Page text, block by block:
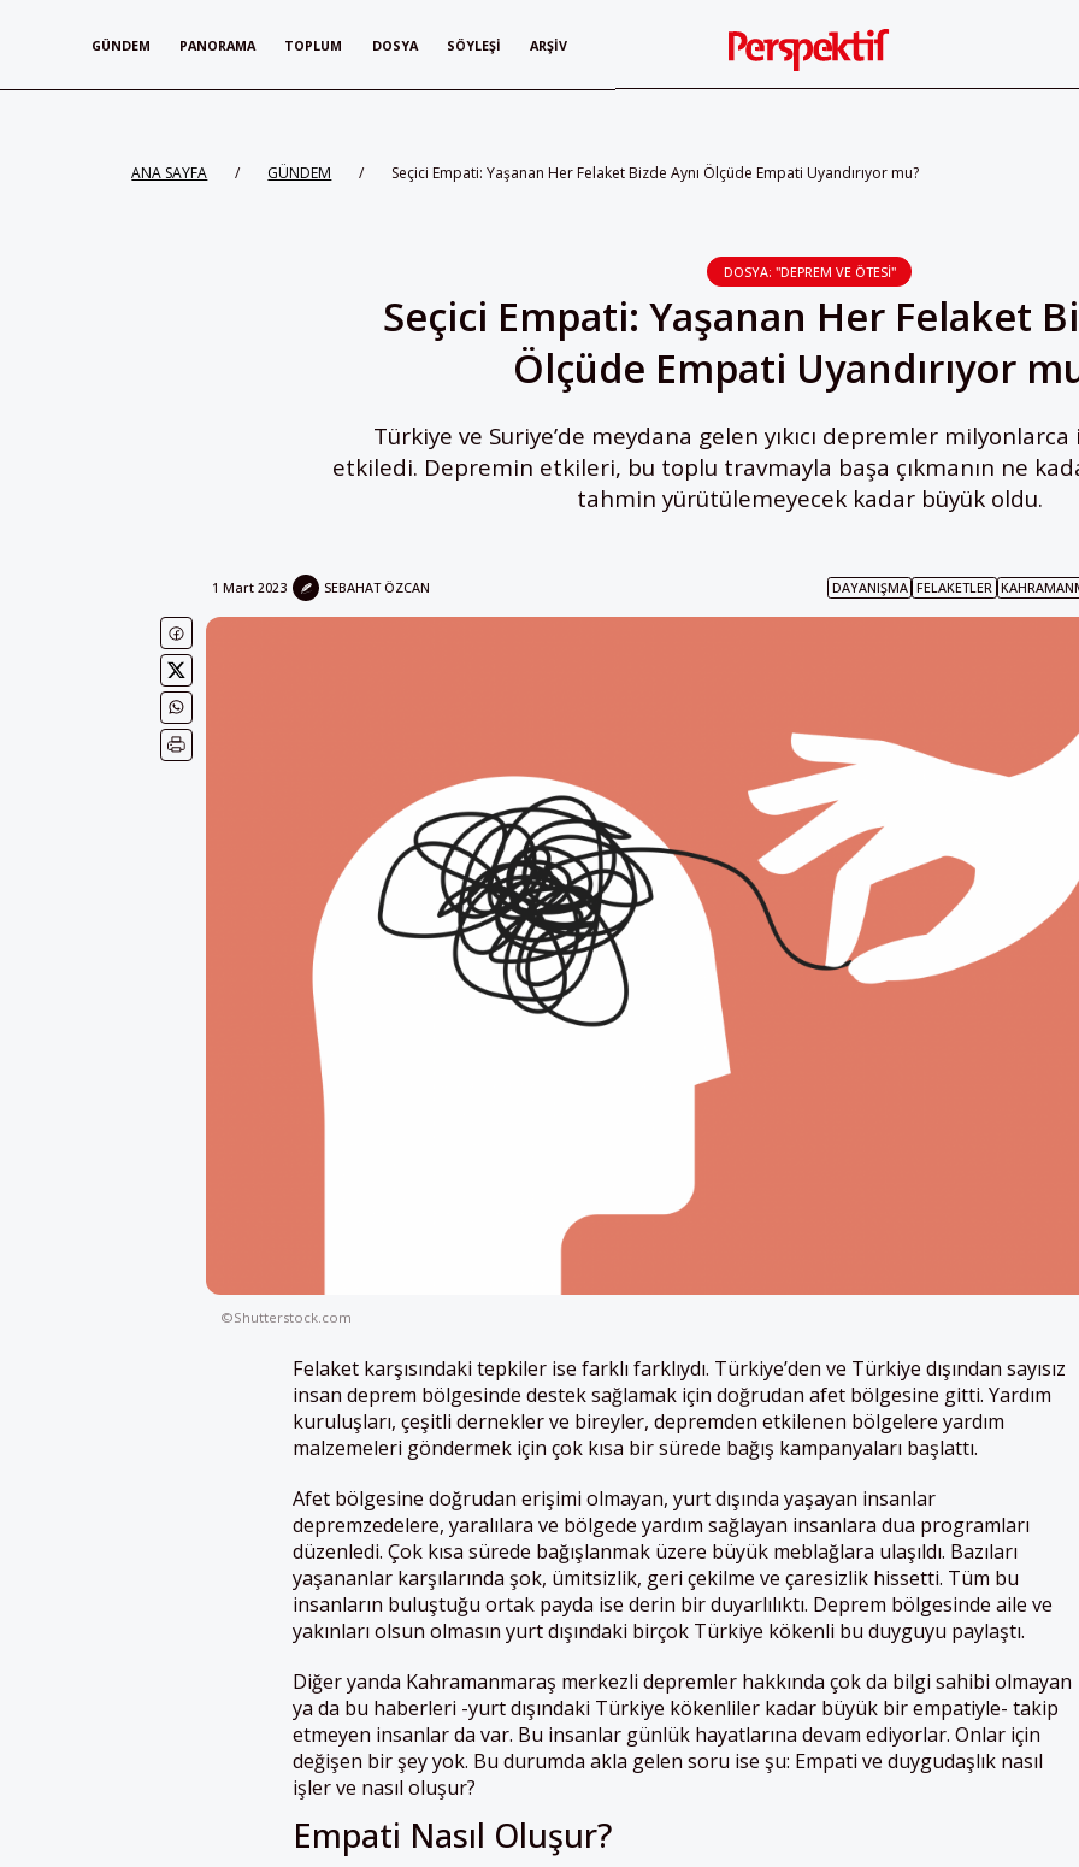
GÜNDEM PANORAMA TOPLUM DOSYA SÖYLEŞI ARŞIV
ANA SAYFA / GÜNDEM / Seçici Empati: Yaşanan Her Felaket Bizde Aynı Ölçüde Empati Uyandırıyor mu?
DOSYA: "DEPREM VE ÖTESI"
Seçici Empati: Yaşanan Her Felaket
Ölçüde Empati Uyandırıyor
Türkiye ve Suriye’de meydana gelen yıkıcı depremler
etkiledi. Depremin etkileri, bu toplu travmayla başa çıkmanın ne
tahmin yürütülemeyecek kadar büyük oldu.
1 Mart 2023 SEBAHAT ÖZCAN DAYANIŞMA FELAKETLER
©Shutterstock.com
Felaket karşısındaki tepkiler ise farklı farklıydı. Türkiye’den ve Türkiye dışından sayısız
insan deprem bölgesinde destek sağlamak için doğrudan afet bölgesine gitti. Yardım
kuruluşları, çeşitli dernekler ve bireyler, depremden etkilenen bölgelere yardım
malzemeleri göndermek için çok kısa bir sürede bağış kampanyaları başlattı.
Afet bölgesine doğrudan erişimi olmayan, yurt dışında yaşayan insanlar
depremzedelere, yaralılara ve bölgede yardım sağlayan insanlara dua programları
düzenledi. Çok kısa sürede bağışlanmak üzere büyük meblağlara ulaşıldı. Bazıları
yaşananlar karşılarında şok, ümitsizlik, geri çekilme ve çaresizlik hissetti. Tüm bu
insanların buluştuğu ortak payda ise derin bir duyarlılıktı. Deprem bölgesinde aile ve
yakınları olsun olmasın yurt dışındaki birçok Türkiye kökenli bu duyguyu paylaştı.
Diğer yanda Kahramanmaraş merkezli depremler hakkında çok da bilgi sahibi olmayan
ya da bu haberleri -yurt dışındaki Türkiye kökenliler kadar büyük bir empatiyle- takip
etmeyen insanlar da var. Bu insanlar günlük hayatlarına devam ediyorlar. Onlar için
değişen bir şey yok. Bu durumda akla gelen soru ise şu: Empati ve duygudaşlık nasıl
işler ve nasıl oluşur?
Empati Nasıl Oluşur?